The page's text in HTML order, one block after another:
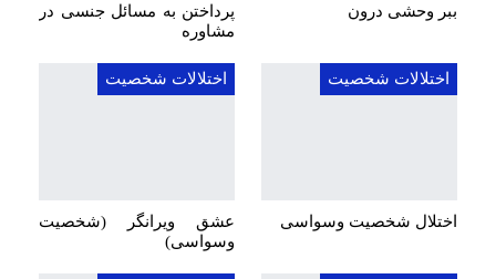
ببر وحشی درون
پرداختن به مسائل جنسی در
مشاوره
اختلالات شخصیت
اختلال شخصیت وسواسی
اختلالات شخصیت
عشق ویرانگر (شخصیت
وسواسی)